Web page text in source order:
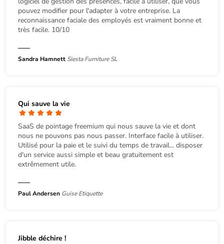
pouvez modifier pour l'adapter à votre entreprise. La
reconnaissance faciale des employés est vraiment bonne et
très facile. 10/10
Sandra Hamnett Siesta Furniture SL
Qui sauve la vie
SaaS de pointage freemium qui nous sauve la vie et dont
nous ne pouvons pas nous passer. Interface facile à utiliser.
Utilisé pour la paie et le suivi du temps de travail... disposer
d'un service aussi simple et beau gratuitement est
extrêmement utile.
Paul Andersen Guise Etiquette
Jibble déchire !